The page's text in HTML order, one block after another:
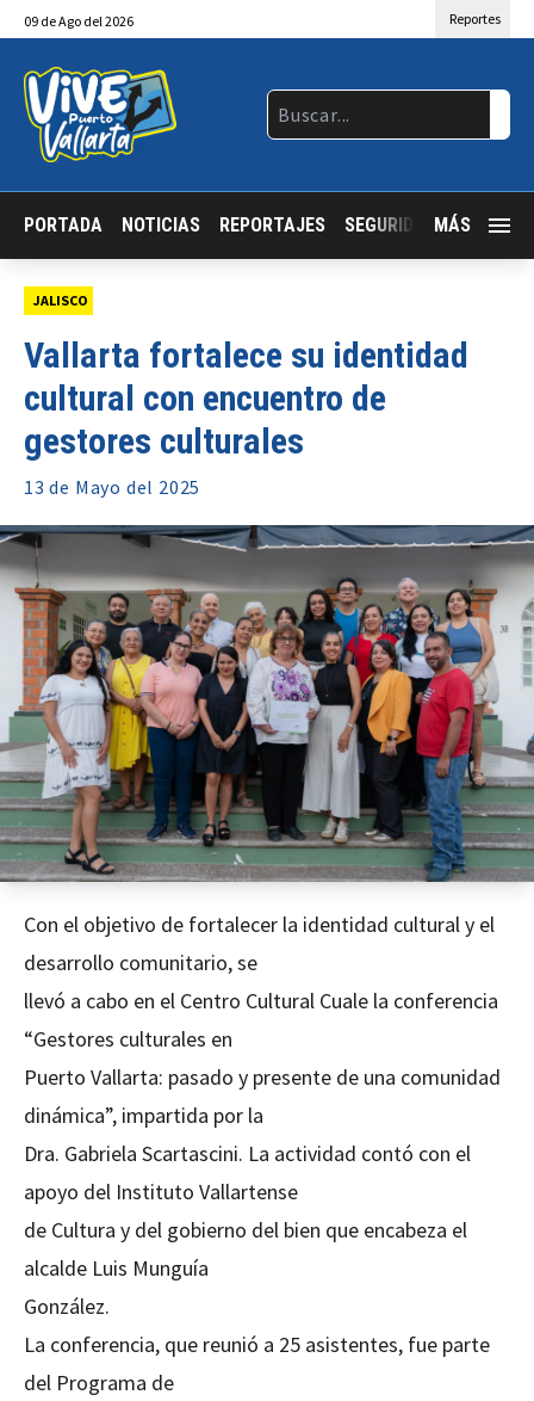
09 deAgo del 2026 Reportes
PORTADA NOTICIAS REPORTAJES SEGURIDAD JALISCO
MÁS
JALISCO
Vallarta fortalece su identidad
cultural con encuentro de
gestores culturales
13 de Mayo del 2025
Con el objetivo de fortalecer la identidad cultural y el
desarrollo comunitario, se
llevó a cabo en el Centro Cultural Cuale la conferencia
“Gestores culturales en
Puerto Vallarta: pasado y presente de una comunidad
dinámica”, impartida por la
Dra. Gabriela Scartascini. La actividad contó con el
apoyo del Instituto Vallartense
de Cultura y del gobierno del bien que encabeza el
alcalde Luis Munguía
González.
La conferencia, que reunió a 25 asistentes, fue parte
del Programa de